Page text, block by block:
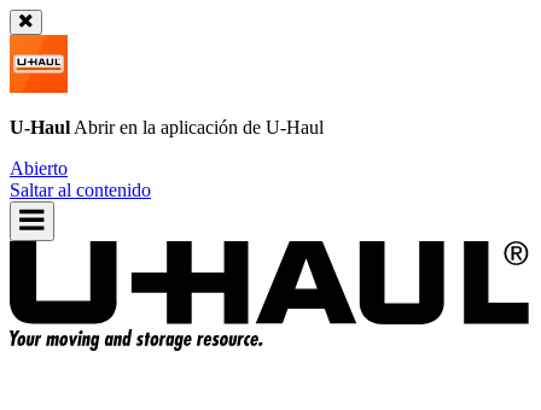
U-Haul Abrir en la aplicación de U-Haul
Abierto
Saltar al contenido